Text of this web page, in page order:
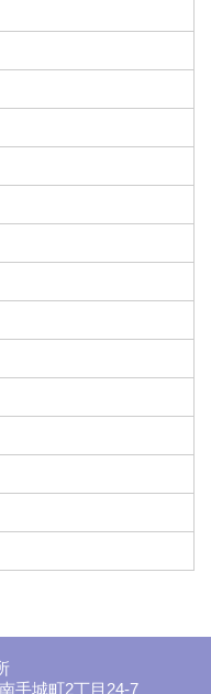
手城町2丁目24-7